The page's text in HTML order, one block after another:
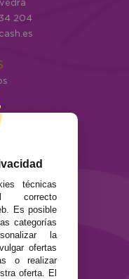
204
de uso
técnicas
correcto
Es posible
categorías
la
ofertas
o realizar
oferta. El